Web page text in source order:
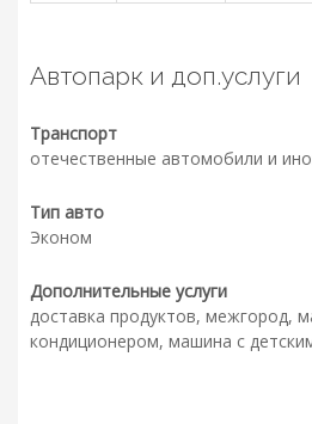
Автопарк и доп.услуги
Транспорт
отечественные автомобили и
Тип авто
Эконом
Дополнительные услуги
доставка продуктов, межгород,
кондиционером, машина с